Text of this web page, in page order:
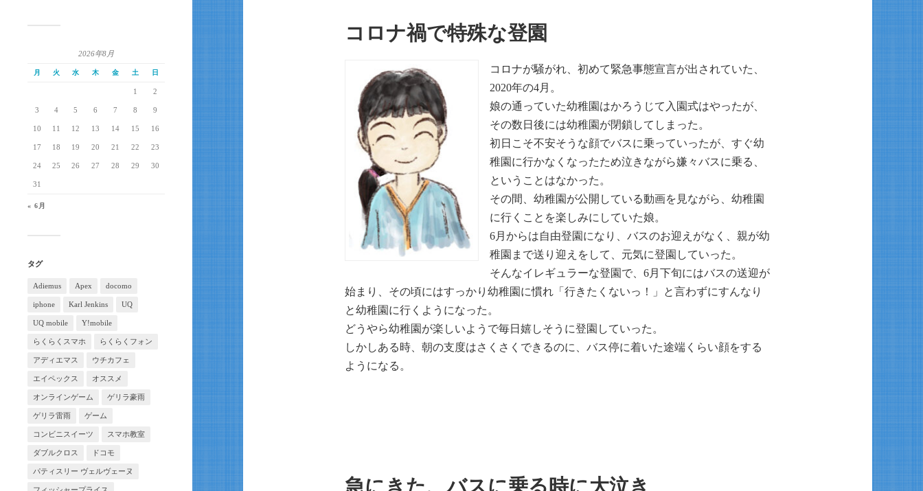
2026年8月
月 火 水 木 金 土 日
1 2
3 4 5 6 7 8 9
10 11 12 13 14 15 16
17 18 19 20 21 22 23
24 25 26 27 28 29 30
31
« 6月
タグ
Adiemus Apex docomo
iphone Karl Jenkins UQ
UQ mobile Y!mobile
らくらくスマホ らくらくフォン
アディエマス ウチカフェ
エイペックス オススメ
オンラインゲーム ゲリラ豪雨
ゲリラ雷雨 ゲーム
コンビニスイーツ スマホ教室
ダブルクロス ドコモ
パティスリー ヴェルヴェーヌ
コロナ禍で特殊な登園
コロナが騒がれ、初めて緊急事態宣言が出されていた、
2020年の4月。
娘の通っていた幼稚園はかろうじて入園式はやったが、
その数日後には幼稚園が閉鎖してしまった。
初日こそ不安そうな顔でバスに乗っていったが、すぐ幼
稚園に行かなくなったため泣きながら嫌々バスに乗る、
ということはなかった。
その間、幼稚園が公開している動画を見ながら、幼稚園
に行くことを楽しみにしていた娘。
6月からは自由登園になり、バスのお迎えがなく、親が幼
稚園まで送り迎えをして、元気に登園していった。
そんなイレギュラーな登園で、6月下旬にはバスの送迎が
始まり、その頃にはすっかり幼稚園に慣れ「行きたくないっ！」と言わずにすんなり
と幼稚園に行くようになった。
どうやら幼稚園が楽しいようで毎日嬉しそうに登園していった。
しかしある時、朝の支度はさくさくできるのに、バス停に着いた途端くらい顔をする
ようになる。
急にきた、バスに乗る時に大泣き